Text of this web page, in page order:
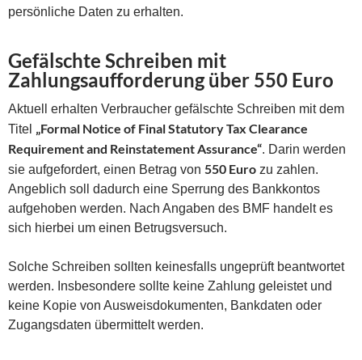
persönliche Daten zu erhalten.
Gefälschte Schreiben mit
Zahlungsaufforderung über 550 Euro
Aktuell erhalten Verbraucher gefälschte Schreiben mit dem
Titel „Formal Notice of Final Statutory Tax Clearance
Requirement and Reinstatement Assurance“. Darin werden
sie aufgefordert, einen Betrag von 550 Euro zu zahlen.
Angeblich soll dadurch eine Sperrung des Bankkontos
aufgehoben werden. Nach Angaben des BMF handelt es
sich hierbei um einen Betrugsversuch.
Solche Schreiben sollten keinesfalls ungeprüft beantwortet
werden. Insbesondere sollte keine Zahlung geleistet und
keine Kopie von Ausweisdokumenten, Bankdaten oder
Zugangsdaten übermittelt werden.